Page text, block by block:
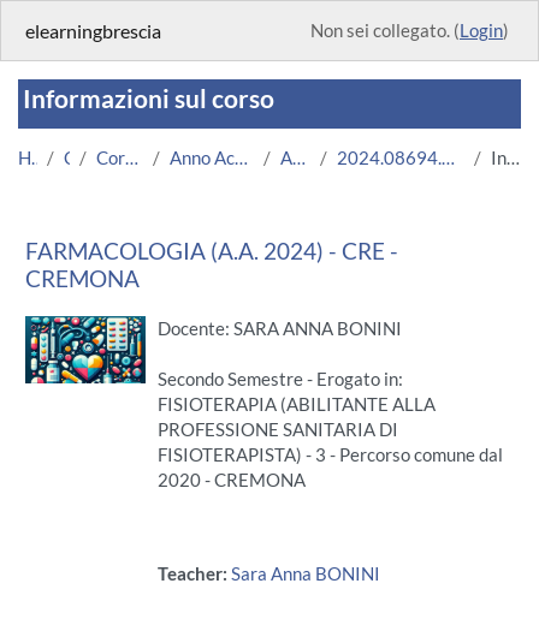
elearningbrescia Non sei collegato. (Login)
Informazioni sul corso
Home Corsi Corsi Istituzionali Anno Accademico 2024/2025 Area Medica 2024.08694.2020.3.A005291.CRE_17598 Introduzione
FARMACOLOGIA (A.A. 2024) - CRE -
CREMONA
Docente: SARA ANNA BONINI
Secondo Semestre - Erogato in:
FISIOTERAPIA (ABILITANTE ALLA
PROFESSIONE SANITARIA DI
FISIOTERAPISTA) - 3 - Percorso comune dal
2020 - CREMONA
Teacher: Sara Anna BONINI